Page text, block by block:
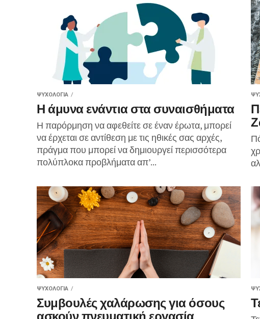
ΨΥΧΟΛΟΓΊΑ
Η άμυνα ενάντια στα συναισθήματα
Η παρόρμηση να αφεθείτε σε έναν έρωτα, μπορεί
να έρχεται σε αντίθεση με τις ηθικές σας αρχές,
πράγμα που μπορεί να δημιουργεί περισσότερα
πολύπλοκα προβλήματα απ’...
ΨΥΧΟΛΟΓΊΑ
Συμβουλές χαλάρωσης για όσους
ασκούν πνευματική εργασία